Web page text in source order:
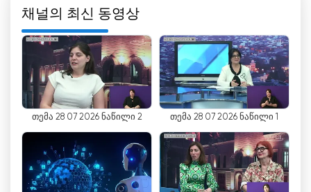
가 이끄는 리오니 TV-라디오 컴퍼니는 조지아의 방
송 환경을 형성하는 데 중요한 역할을 해왔습니다.
카페티바체의 리더십 아래 리오니 TV-라디오 컴퍼니
는 쿠타이시와 그 밖의 지역에서 텔레비전 시청에 혁
명을 일으킨 몇 가지 이정표를 세웠습니다. 1989년 5
월 7일, 이 회사는 쿠타이시에 최초의 케이블 텔레비
전 네트워크를 개국하여 약 5000명의 가입자를 대
상으로 서비스를 제공했습니다. 이 개발은 더 다양한
채널과 향상된 수신 품질을 제공함으로써 사람들의
텔레비전 소비 방식에 큰 변화를 가져왔습니다.
채널의 최신 동영상
თემა 28 07 2026 ნაწილი 2 თემა 28 07 2026 ნაწილი 1